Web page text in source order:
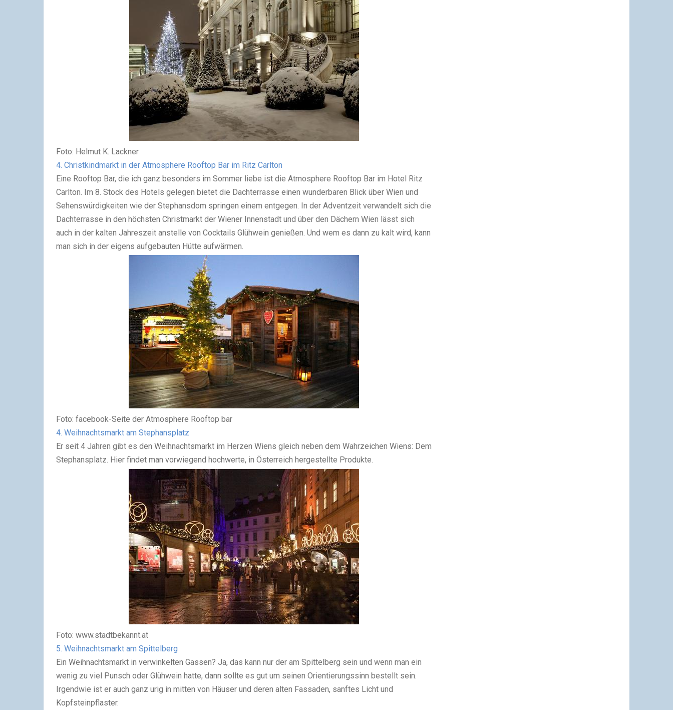
Foto: Helmut K. Lackner
4. Christkindmarkt in der Atmosphere Rooftop Bar im Ritz Carlton
Eine Rooftop Bar, die ich ganz besonders im Sommer liebe ist die Atmosphere Rooftop Bar im Hotel Ritz
Carlton. Im 8. Stock des Hotels gelegen bietet die Dachterrasse einen wunderbaren Blick über Wien und
Sehenswürdigkeiten wie der Stephansdom springen einem entgegen. In der Adventzeit verwandelt sich die
Dachterrasse in den höchsten Christmarkt der Wiener Innenstadt und über den Dächern Wien lässt sich
auch in der kalten Jahreszeit anstelle von Cocktails Glühwein genießen. Und wem es dann zu kalt wird, kann
man sich in der eigens aufgebauten Hütte aufwärmen.
Foto: facebook-Seite der Atmosphere Rooftop bar
4. Weihnachtsmarkt am Stephansplatz
Er seit 4 Jahren gibt es den Weihnachtsmarkt im Herzen Wiens gleich neben dem Wahrzeichen Wiens: Dem
Stephansplatz. Hier findet man vorwiegend hochwerte, in Österreich hergestellte Produkte.
Foto: www.stadtbekannt.at
5. Weihnachtsmarkt am Spittelberg
Ein Weihnachtsmarkt in verwinkelten Gassen? Ja, das kann nur der am Spittelberg sein und wenn man ein
wenig zu viel Punsch oder Glühwein hatte, dann sollte es gut um seinen Orientierungssinn bestellt sein.
Irgendwie ist er auch ganz urig in mitten von Häuser und deren alten Fassaden, sanftes Licht und
Kopfsteinpflaster.